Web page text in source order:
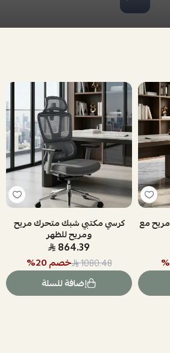
مع
%
كرسي مكتبي شبك متحرك مريح
ومريح للظهر
864.39
1080.48 خصم20
%
إضافة للسلة